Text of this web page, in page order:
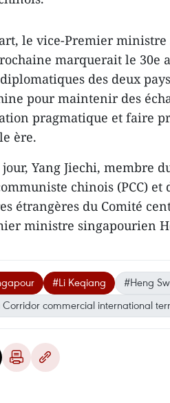
le vice-Premier
marquerait le 30e
des deux
pour maintenir des
pragmatique et faire
ère.
Yang Jiechi, membre
chinois (PCC)
étrangères du Comité
ministre singapourien
#Li Keqiang #Heng
commercial international